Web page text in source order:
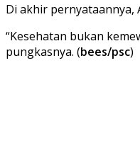
Di akhir pernyataannya,
“Kesehatan bukan
pungkasnya. (bees/psc)